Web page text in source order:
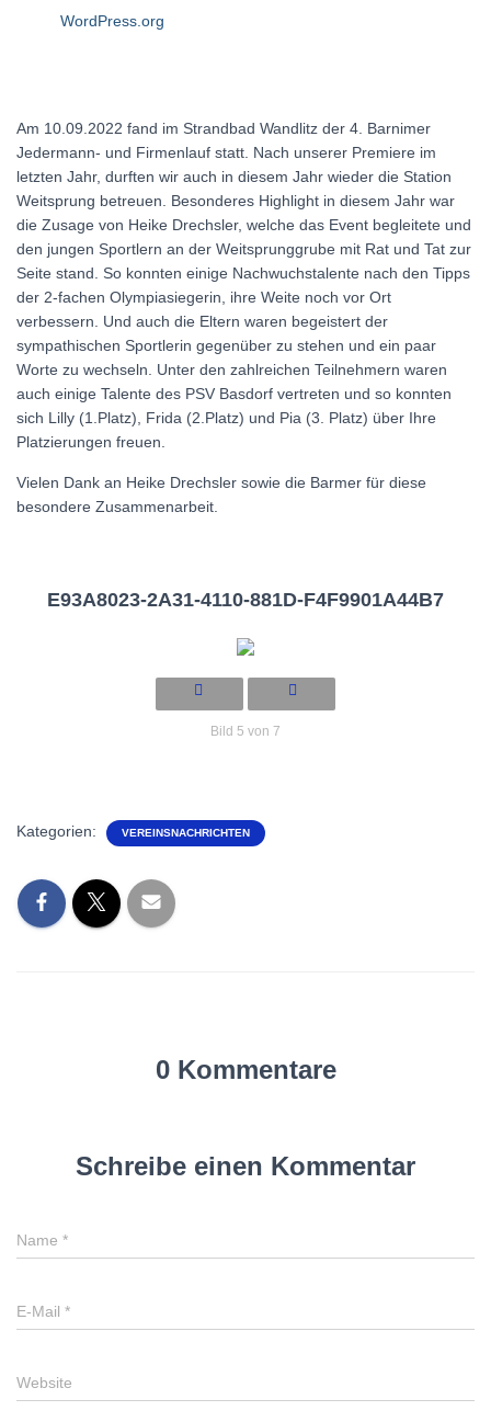
WordPress.org
Am 10.09.2022 fand im Strandbad Wandlitz der 4. Barnimer
Jedermann- und Firmenlauf statt. Nach unserer Premiere im
letzten Jahr, durften wir auch in diesem Jahr wieder die Station
Weitsprung betreuen. Besonderes Highlight in diesem Jahr war
die Zusage von Heike Drechsler, welche das Event begleitete und
den jungen Sportlern an der Weitsprunggrube mit Rat und Tat zur
Seite stand. So konnten einige Nachwuchstalente nach den Tipps
der 2-fachen Olympiasiegerin, ihre Weite noch vor Ort
verbessern. Und auch die Eltern waren begeistert der
sympathischen Sportlerin gegenüber zu stehen und ein paar
Worte zu wechseln. Unter den zahlreichen Teilnehmern waren
auch einige Talente des PSV Basdorf vertreten und so konnten
sich Lilly (1.Platz), Frida (2.Platz) und Pia (3. Platz) über Ihre
Platzierungen freuen.
Vielen Dank an Heike Drechsler sowie die Barmer für diese
besondere Zusammenarbeit.
E93A8023-2A31-4110-881D-F4F9901A44B7
Bild 5 von 7
Kategorien: VEREINSNACHRICHTEN
0 Kommentare
Schreibe einen Kommentar
Name *
E-Mail *
Website